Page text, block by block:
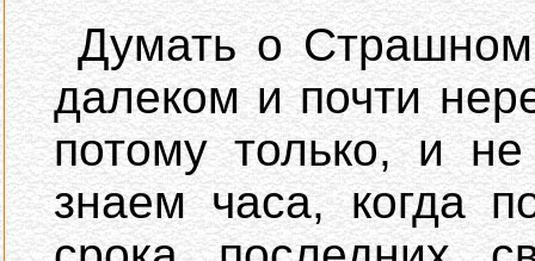
Думать о
далеком и почти
потому только, и
знаем часа, когда